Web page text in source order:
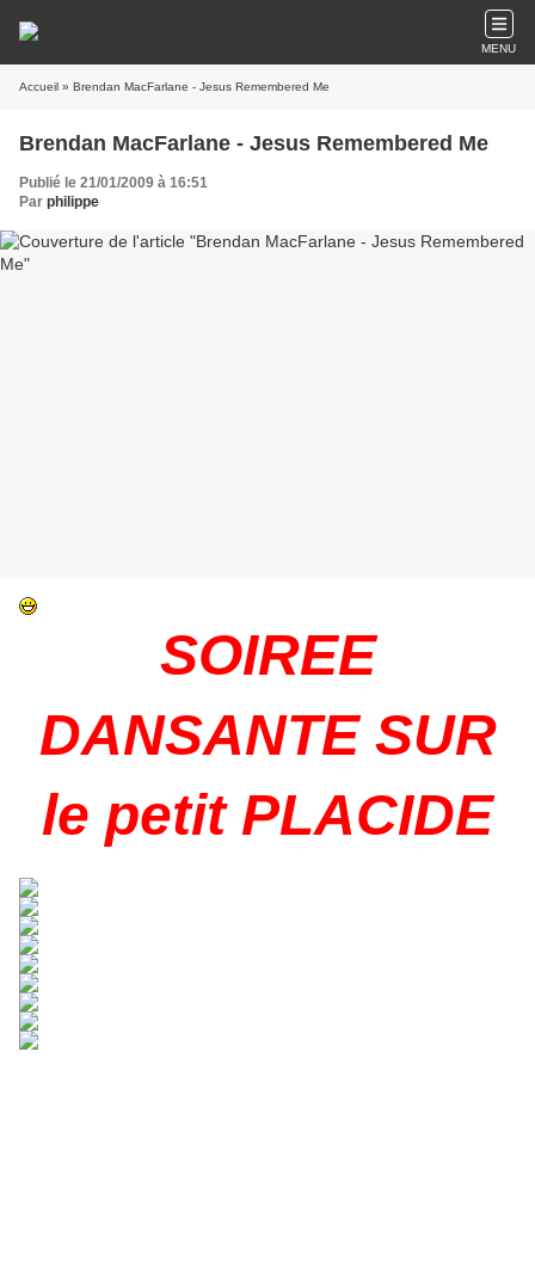
MENU
Accueil » Brendan MacFarlane - Jesus Remembered Me
Brendan MacFarlane - Jesus Remembered Me
Publié le 21/01/2009 à 16:51
Par philippe
SOIREE
DANSANTE SUR
le petit PLACIDE